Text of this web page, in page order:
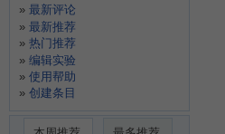
最新评论
最新推荐
热门推荐
编辑实验
使用帮助
创建条目